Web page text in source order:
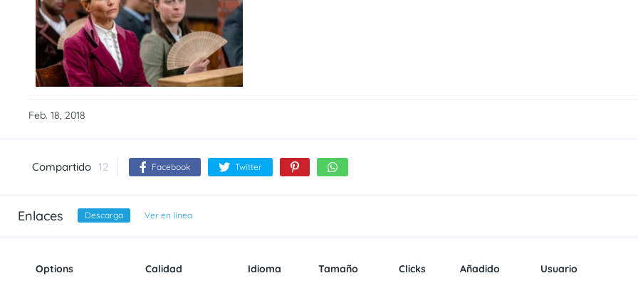
Feb. 18, 2018
Compartido 12 Facebook Twitter
Enlaces Descarga Ver en línea
Options Calidad Idioma Tamaño Clicks Añadido Usuario